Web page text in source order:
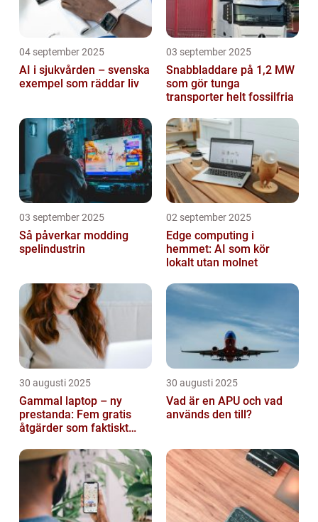
04 september 2025
AI i sjukvården – svenska
exempel som räddar liv
03 september 2025
Snabbladdare på 1,2 MW
som gör tunga
transporter helt fossilfria
03 september 2025
Så påverkar modding
spelindustrin
02 september 2025
Edge computing i
hemmet: AI som kör
lokalt utan molnet
30 augusti 2025
Gammal laptop – ny
prestanda: Fem gratis
åtgärder som faktiskt
30 augusti 2025
Vad är en APU och vad
används den till?